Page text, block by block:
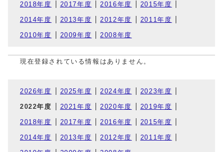
2018年度 2017年度 2016年度 2015年度
2014年度 2013年度 2012年度 2011年度
2010年度 2009年度 2008年度
現在登録されている情報はありません。
2026年度 2025年度 2024年度 2023年度
2022年度 2021年度 2020年度 2019年度
2018年度 2017年度 2016年度 2015年度
2014年度 2013年度 2012年度 2011年度